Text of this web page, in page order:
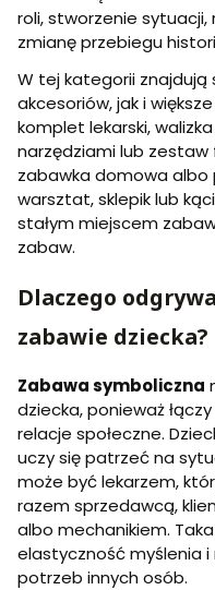
roli, stworzenie sytuacji,
zmianę przebiegu
W tej kategorii znajdują
akcesoriów, jak i
komplet lekarski,
narzędziami lub zestaw
zabawka domowa albo
warsztat, sklepik lub
stałym miejscem
zabaw.
Dlaczego
zabawie dziecka?
Zabawa symboliczna
dziecka, ponieważ
relacje społeczne.
uczy się patrzeć na
może być lekarzem,
razem sprzedawcą,
albo mechanikiem.
elastyczność myślenia
potrzeb innych osób.